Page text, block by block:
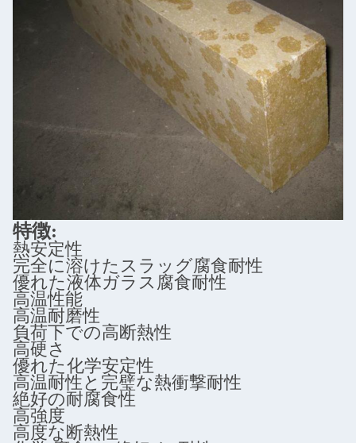
特徴:
熱安定性
完全に溶けたスラッグ腐食耐性
優れた液体ガラス腐食耐性
高温性能
高温耐磨性
負荷下での高断熱性
高硬さ
優れた化学安定性
高温耐性と完璧な熱衝撃耐性
絶好の耐腐食性
高強度
高度な断熱性